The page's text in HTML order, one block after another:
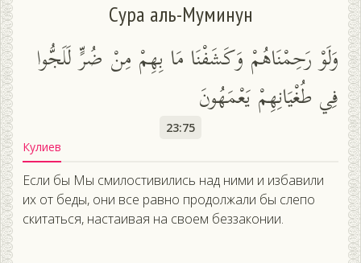
Сура аль-Муминун
وَلَوْ رَحِمْنَاهُمْ وَكَشَفْنَا مَا بِهِمْ مِنْ ضُرٍّ لَلَجُّوا
فِي طُغْيَانِهِمْ يَعْمَهُونَ
23:75
Кулиев
Если бы Мы смилостивились над ними и избавили
их от беды, они все равно продолжали бы слепо
скитаться, настаивая на своем беззаконии.